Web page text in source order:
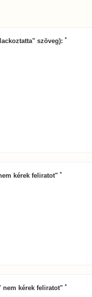
szöveg): *
kérek feliratot" *
kérek feliratot" *